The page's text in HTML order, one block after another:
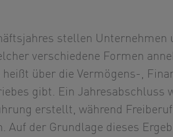
stellen Unternehmen
verschiedene Formen
über die Vermögens-,
gibt. Ein Jahresabschluss
erstellt, während
der Grundlage dieses